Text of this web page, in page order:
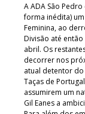
A ADA São
forma inédita)
Feminina, ao
Divisão até
abril. Os
decorrer nos
atual detentor do
Taças de
assumirem um
Gil Eanes a